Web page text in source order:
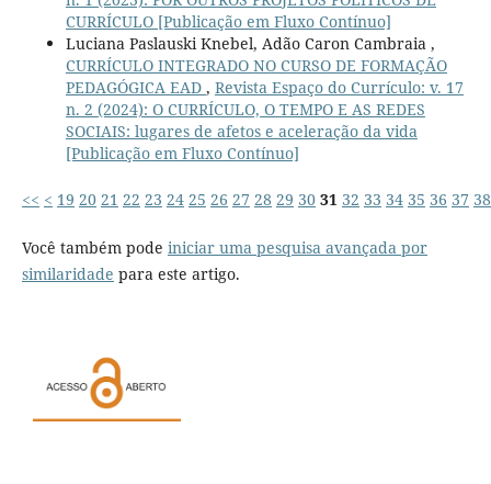
CURRÍCULO [Publicação em Fluxo Contínuo]
Luciana Paslauski Knebel, Adão Caron Cambraia ,
CURRÍCULO INTEGRADO NO CURSO DE FORMAÇÃO
PEDAGÓGICA EAD , Revista Espaço do Currículo: v. 17
n. 2 (2024): O CURRÍCULO, O TEMPO E AS REDES
SOCIAIS: lugares de afetos e aceleração da vida
[Publicação em Fluxo Contínuo]
<< < 19 20 21 22 23 24 25 26 27 28 29 30 31 32 33 34 35 36 37 38
Você também pode iniciar uma pesquisa avançada por
similaridade para este artigo.